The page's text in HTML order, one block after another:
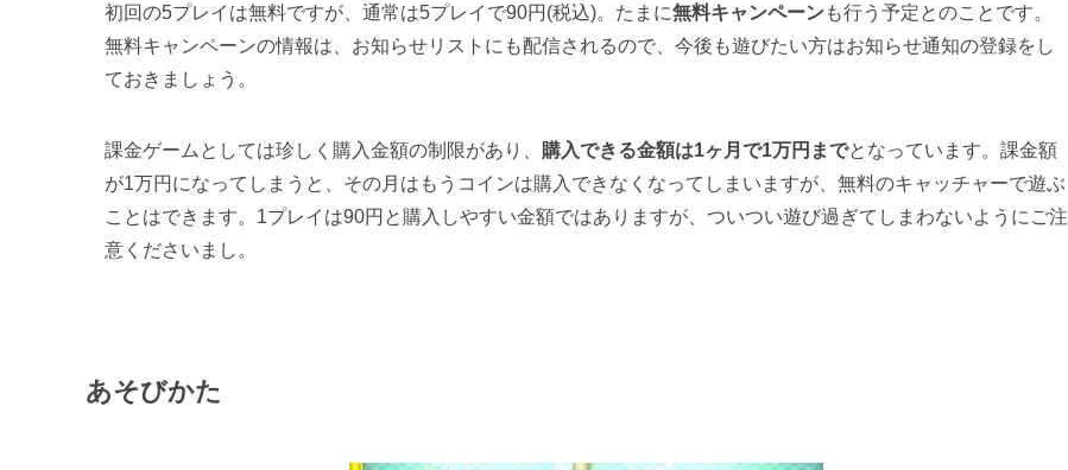
初回の5プレイは無料ですが、通常は5プレイで90円(税込)。たまに無料キャンペーンも行う予定とのことです。
無料キャンペーンの情報は、お知らせリストにも配信されるので、今後も遊びたい方はお知らせ通知の登録をし
ておきましょう。
課金ゲームとしては珍しく購入金額の制限があり、 購入できる金額は1ヶ月で1万円までとなっています。課金額
が1万円になってしまうと、その月はもうコインは購入できなくなってしまいますが、無料のキャッチャーで遊ぶ
ことはできます。1プレイは90円と購入しやすい金額ではありますが、ついつい遊び過ぎてしまわないようにご注
意くださいまし。
あそびかた